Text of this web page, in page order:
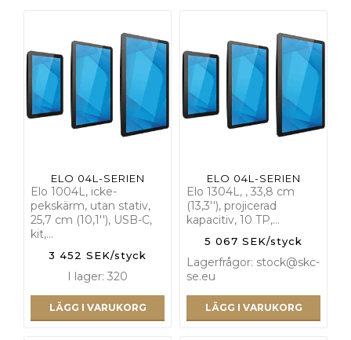
ELO 04L-SERIEN
Elo 1004L, icke-
pekskärm, utan stativ,
25,7 cm (10,1''), USB-C,
kit,…
3 452 SEK/styck
I lager: 320
LÄGG I VARUKORG
ELO 04L-SERIEN
Elo 1304L, , 33,8 cm
(13,3''), projicerad
kapacitiv, 10 TP,…
5 067 SEK/styck
Lagerfrågor: stock@skc-
se.eu
LÄGG I VARUKORG